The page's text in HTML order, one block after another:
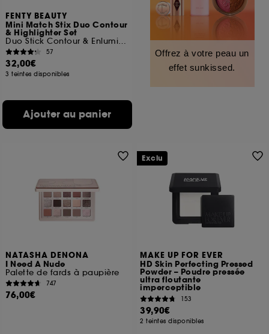
FENTY BEAUTY
Mini Match Stix Duo Contour
& Highlighter Set
Duo Stick Contour & Enlumineur
57
32,00€
3 teintes disponibles
Ajouter au panier
Offrez à votre peau un
effet sunkissed.
NATASHA DENONA
I Need A Nude
Palette de fards à paupière
747
76,00€
MAKE UP FOR EVER
HD Skin Perfecting Pressed
Powder – Poudre pressée
ultra floutante
imperceptible
153
39,90€
2 teintes disponibles
Exclu